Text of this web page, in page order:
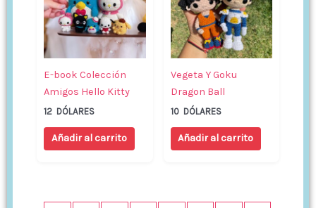
E-book Colección
Amigos Hello Kitty
12 DÓLARES
Añadir al carrito
Vegeta Y Goku
Dragon Ball
10 DÓLARES
Añadir al carrito